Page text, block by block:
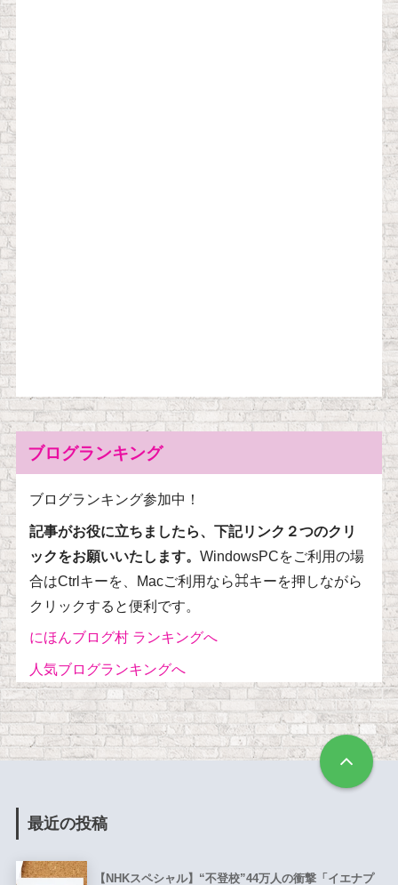
ブログランキング
ブログランキング参加中！
記事がお役に立ちましたら、下記リンク２つのクリ
ックをお願いいたします。 WindowsPCをご利用の場
合はCtrlキーを、Macご利用なら⌘キーを押しながら
クリックすると便利です。
にほんブログ村 ランキングへ
人気ブログランキングへ
最近の投稿
【NHKスペシャル】“不登校”44万人の衝撃「イエナプ